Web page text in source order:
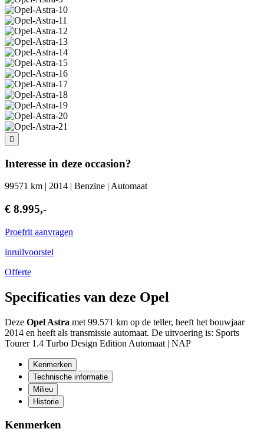
Interesse in deze occasion?
99571 km | 2014 | Benzine | Automaat
€ 8.995,-
Proefrit aanvragen
inruilvoorstel
Offerte
Specificaties van deze Opel
Deze Opel Astra met 99.571 km op de teller, heeft het bouwjaar
2014 en heeft als transmissie automaat. De uitvoering is: Sports
Tourer 1.4 Turbo Design Edition Automaat | NAP
Kenmerken
Technische informatie
Milieu
Historie
Kenmerken